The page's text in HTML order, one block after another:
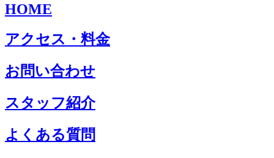
HOME
アクセス・料金
お問い合わせ
スタッフ紹介
よくある質問